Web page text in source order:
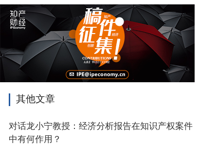
其他文章
对话龙小宁教授：经济分析报告在知识产权案件
中有何作用？